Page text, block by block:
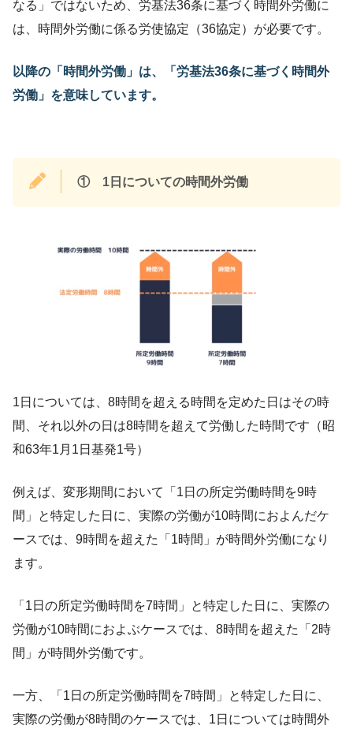
なる」ではないため、労基法36条に基づく時間外労働に
は、時間外労働に係る労使協定（36協定）が必要です。
以降の「時間外労働」は、「労基法36条に基づく時間外
労働」を意味しています。
① 1日についての時間外労働
1日については、8時間を超える時間を定めた日はその時
間、それ以外の日は8時間を超えて労働した時間です（昭
和63年1月1日基発1号）
例えば、変形期間において「1日の所定労働時間を9時
間」と特定した日に、実際の労働が10時間におよんだケ
ースでは、9時間を超えた「1時間」が時間外労働になり
ます。
「1日の所定労働時間を7時間」と特定した日に、実際の
労働が10時間におよぶケースでは、8時間を超えた「2時
間」が時間外労働です。
一方、「1日の所定労働時間を7時間」と特定した日に、
実際の労働が8時間のケースでは、1日については時間外